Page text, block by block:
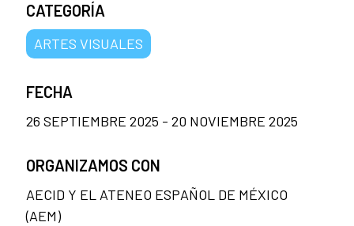
CATEGORÍA
ARTES VISUALES
FECHA
26 SEPTIEMBRE 2025 - 20 NOVIEMBRE 2025
ORGANIZAMOS CON
AECID Y EL ATENEO ESPAÑOL DE MÉXICO
(AEM)